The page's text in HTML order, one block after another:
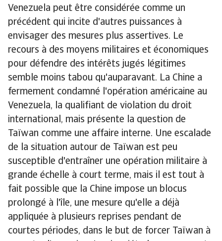
Venezuela peut être considérée comme un
précédent qui incite d'autres puissances à
envisager des mesures plus assertives. Le
recours à des moyens militaires et économiques
pour défendre des intérêts jugés légitimes
semble moins tabou qu'auparavant. La Chine a
fermement condamné l'opération américaine au
Venezuela, la qualifiant de violation du droit
international, mais présente la question de
Taïwan comme une affaire interne. Une escalade
de la situation autour de Taïwan est peu
susceptible d'entraîner une opération militaire à
grande échelle à court terme, mais il est tout à
fait possible que la Chine impose un blocus
prolongé à l'île, une mesure qu'elle a déjà
appliquée à plusieurs reprises pendant de
courtes périodes, dans le but de forcer Taïwan à